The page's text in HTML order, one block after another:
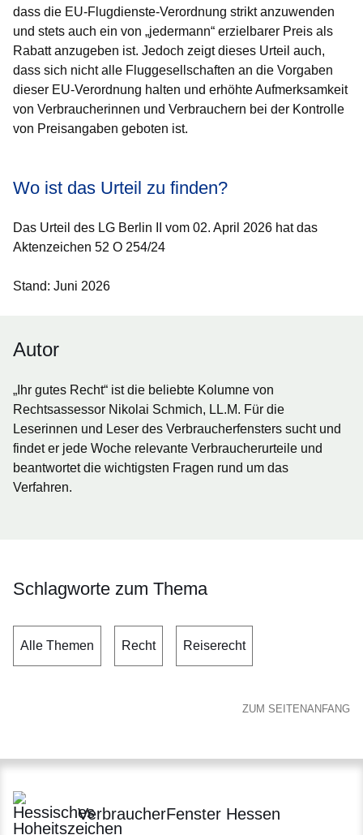
dass die EU-Flugdienste-Verordnung strikt anzuwenden
und stets auch ein von „jedermann“ erzielbarer Preis als
Rabatt anzugeben ist. Jedoch zeigt dieses Urteil auch,
dass sich nicht alle Fluggesellschaften an die Vorgaben
dieser EU-Verordnung halten und erhöhte Aufmerksamkeit
von Verbraucherinnen und Verbrauchern bei der Kontrolle
von Preisangaben geboten ist.
Wo ist das Urteil zu finden?
Das Urteil des LG Berlin II vom 02. April 2026 hat das
Aktenzeichen 52 O 254/24
Stand: Juni 2026
Autor
„Ihr gutes Recht“ ist die beliebte Kolumne von
Rechtsassessor Nikolai Schmich, LL.M. Für die
Leserinnen und Leser des Verbraucherfensters sucht und
findet er jede Woche relevante Verbraucherurteile und
beantwortet die wichtigsten Fragen rund um das
Verfahren.
Schlagworte zum Thema
Alle Themen Recht Reiserecht
ZUM SEITENANFANG
VerbraucherFenster Hessen